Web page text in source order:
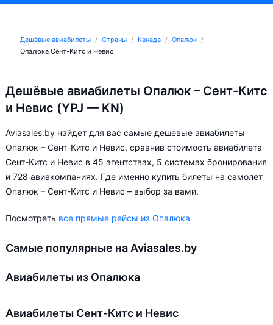
Дешёвые авиабилеты Страны Канада
Опалюк
Опалюка Сент-Китс и Невис
Дешёвые авиабилеты Опалюк – Сент-Китс
и Невис (YPJ — KN)
Aviasales.by найдет для вас самые дешевые авиабилеты
Опалюк – Сент-Китс и Невис, сравнив стоимость авиабилета
Сент-Китс и Невис в 45 агентствах, 5 системах бронирования
и 728 авиакомпаниях. Где именно купить билеты на самолет
Опалюк – Сент-Китс и Невис – выбор за вами.
Посмотреть все прямые рейсы из Опалюка
Самые популярные на Aviasales.by
Авиабилеты из Опалюка
Авиабилеты Сент-Китс и Невис